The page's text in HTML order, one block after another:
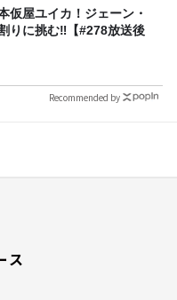
仮屋ユイカ！ジェーン・
りに挑む‼【#278放送後
Recommended by
ス